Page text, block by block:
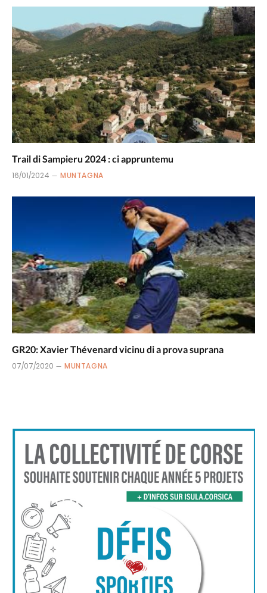
Trail di Sampieru 2024 : ci appruntemu
16/01/2024 MUNTAGNA
GR20: Xavier Thévenard vicinu di a prova suprana
07/07/2020 MUNTAGNA